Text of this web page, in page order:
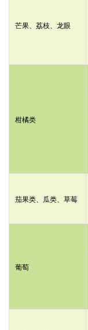
芒果、荔枝、龙眼
柑橘类
茄果类、瓜类、草莓
葡萄